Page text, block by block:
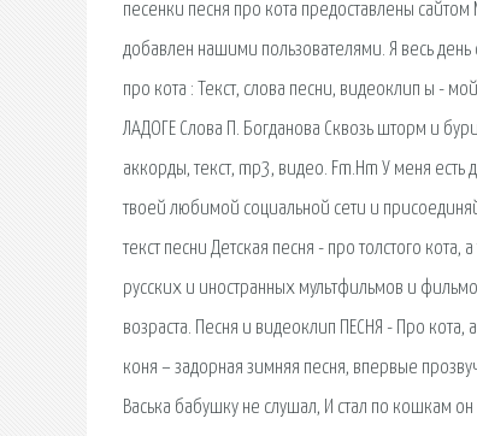
песенки песня про кота предоставлены
добавлен нашими пользователями. Я весь
про кота : Текст, слова песни, видеоклип ы -
ЛАДОГЕ Слова П. Богданова Сквозь шторм и
аккорды, текст, mp3, видео. Fm.Hm У меня есть
твоей любимой социальной сети и
текст песни Детская песня - про толстого
русских и иностранных мультфильмов и
возраста. Песня и видеоклип ПЕСНЯ - Про
коня – задорная зимняя песня, впервые
Васька бабушку не слушал, И стал по кошкам